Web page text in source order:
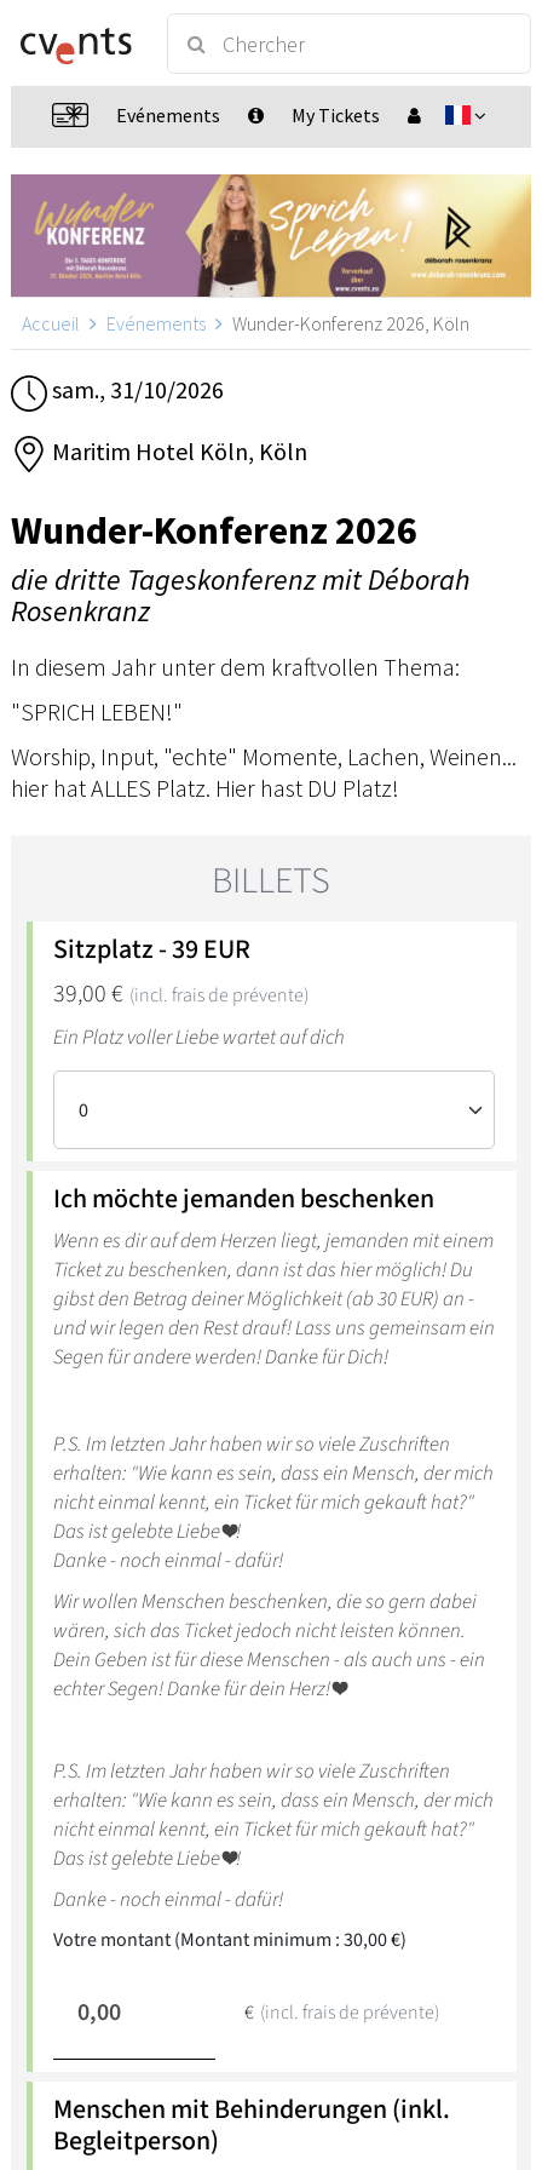
Evénements My Tickets
Accueil Evénements Wunder-Konferenz 2026, Köln
sam., 31/10/2026
Maritim Hotel Köln, Köln
Wunder-Konferenz 2026
die dritte Tageskonferenz mit Déborah
Rosenkranz
In diesem Jahr unter dem kraftvollen Thema:
"SPRICH LEBEN!"
Worship, Input, "echte" Momente, Lachen, Weinen...
hier hat ALLES Platz. Hier hast DU Platz!